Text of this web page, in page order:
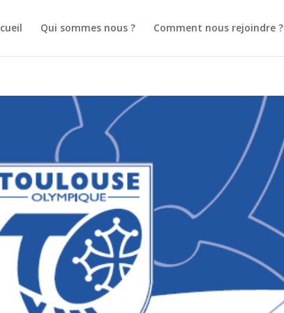
Qui sommes nous ? Comment nous rejoindre ?